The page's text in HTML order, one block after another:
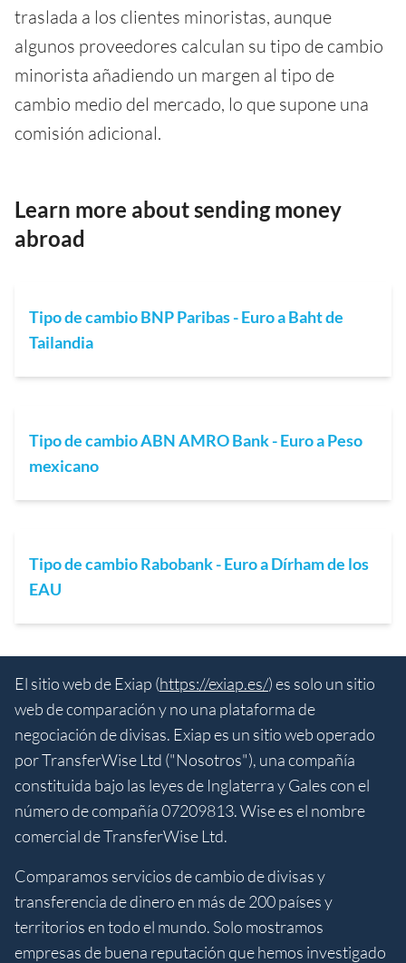
traslada a los clientes minoristas, aunque
algunos proveedores calculan su tipo de cambio
minorista añadiendo un margen al tipo de
cambio medio del mercado, lo que supone una
comisión adicional.
Learn more about sending money
abroad
Tipo de cambio BNP Paribas - Euro a Baht de
Tailandia
Tipo de cambio ABN AMRO Bank - Euro a Peso
mexicano
Tipo de cambio Rabobank - Euro a Dírham de los
EAU
El sitio web de Exiap (https://exiap.es/) es solo un sitio
web de comparación y no una plataforma de
negociación de divisas. Exiap es un sitio web operado
por TransferWise Ltd ("Nosotros"), una compañía
constituida bajo las leyes de Inglaterra y Gales con el
número de compañía 07209813. Wise es el nombre
comercial de TransferWise Ltd.
Comparamos servicios de cambio de divisas y
transferencia de dinero en más de 200 países y
territorios en todo el mundo. Solo mostramos
empresas de buena reputación que hemos investigado